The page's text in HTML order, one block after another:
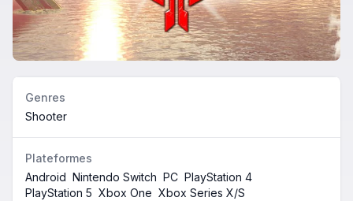
Genres
Shooter
Plateformes
Android Nintendo Switch PC PlayStation 4
PlayStation 5 Xbox One Xbox Series X/S